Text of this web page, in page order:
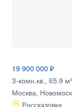
19 900 000 ₽
3-комн.кв., 65.9 м²
Москва,
Рассказовка